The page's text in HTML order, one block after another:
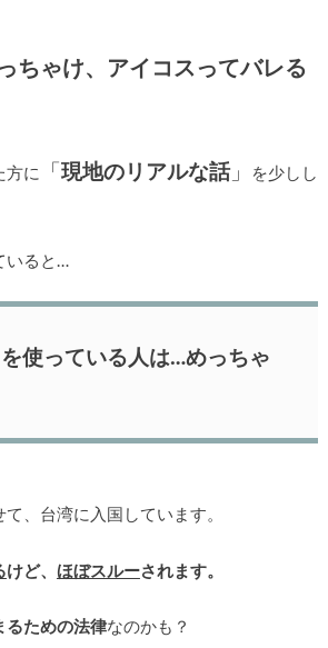
ちゃけ、アイコスってバレる
方に 「現地のリアルな話」
を少しし
ると…
を使っている人は…めっちゃ
、台湾に入国しています。
けど、 ほぼスルーされます。
るための法律なのかも？